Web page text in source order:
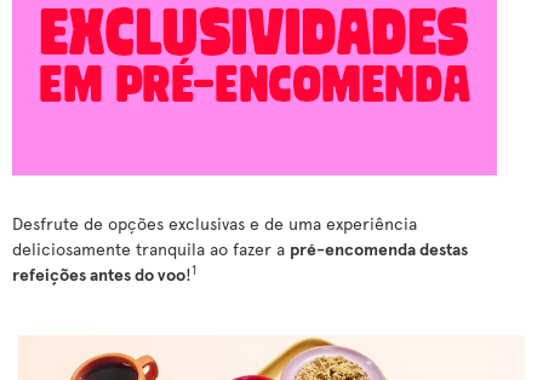
Desfrute de opções exclusivas e de uma experiência
deliciosamente tranquila ao fazer a pré-encomenda destas
refeições antes do voo!1